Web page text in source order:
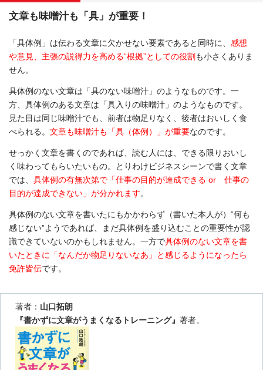
文章も味噌汁も「具」が重要！
「具体例」は伝わる文章に欠かせない要素であると同時に、 感想
や意見、主張の説得力を高める“根拠”としての役割 も小さくありま
せん。
具体例のない文章は「具のない味噌汁」のようなものです。一
方、具体例のある文章は「具入りの味噌汁」のようなものです。
見た目は同じ味噌汁でも、前者は物足りなく、後者はおいしく食
べられる。 文章も味噌汁も「具（体例）」が重要なのです。
せっかく文章を書くのであれば、読む人には、できる限りおいし
く味わってもらいたいもの。とりわけビジネスシーンで書く文章
では、 具体例の有無次第で「仕事の目的が達成できる or 仕事の
目的が達成できない」が分かれます。
具体例のない文章を書いたにもかかわらず（書いた本人が）“何も
感じない”ようであれば、まだ具体例を盛り込むことの重要性が認
識できていないのかもしれません。一方で具体例のない文章を書
いたときに「なんだか物足りないなあ」と感じるようになったら
免許皆伝です。
著者： 山口拓朗
『書かずに文章がうまくなるトレーニング』 著者。